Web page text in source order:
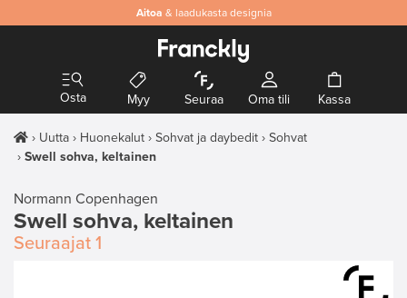
Aitoa & laadukasta designia
Osta Myy Seuraa Oma tili Kassa
Uutta Huonekalut Sohvat ja daybedit
Sohvat
Swell sohva, keltainen
Normann Copenhagen
Swell sohva, keltainen
Seuraajat 1